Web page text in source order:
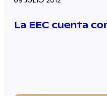
La EEC cuenta